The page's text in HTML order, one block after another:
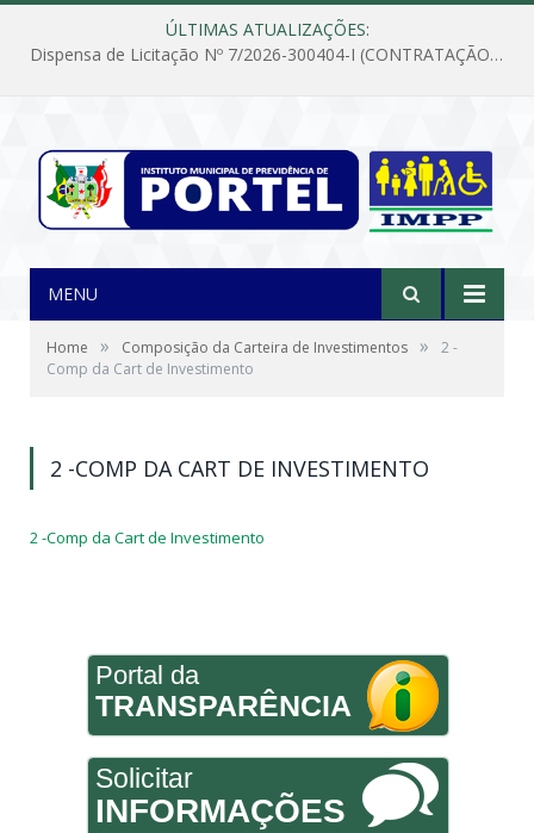
ÚLTIMAS ATUALIZAÇÕES:
Dispensa de Licitação Nº 7/2026-300404-I (CONTRATAÇÃO DE EMPRESA PARA MANUTENÇÃO E REPARAÇÃO DE APARELHOS DE AR CONDICIONADO, EM ATENDIMENTO ÀS NECESSIDADES DO INSTITUTO DE PREVIDÊNCIA MUNICIPAL DE PORTEL/PA)
MENU
Home » Composição da Carteira de Investimentos »
2 -
Comp da Cart de Investimento
2 -COMP DA CART DE INVESTIMENTO
2 -Comp da Cart de Investimento
Portal da
TRANSPARÊNCIA
Solicitar
INFORMAÇÕES